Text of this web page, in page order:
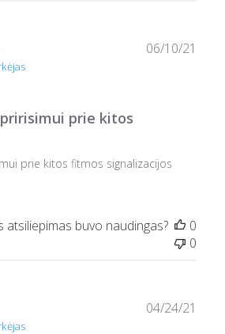
prie kitos
prie kitos fitmos signalizacijos
06/10/21
atsiliepimas buvo naudingas?
0
0
04/24/21